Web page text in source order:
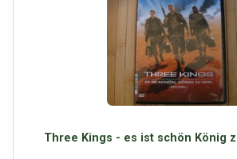
Three Kings - es ist schön König